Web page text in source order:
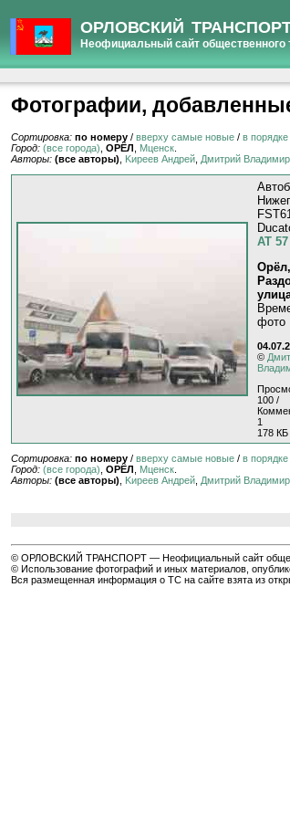
ОРЛОВСКИЙ
Неофициальный сайт общественного
Фотографии,
Сортировка: по номеру / вверху самые новые / в
Город: (все города) ОРЁЛ Мценск
Авторы: (все авторы) Kиpeeв Aндpeй Дмитрий
АТ 57
Орёл,
фото
©
100 /
1
178 КБ
Сортировка: по номеру / вверху самые новые / в
Город: (все города), ОРЁЛ , Мценск.
Авторы: (все авторы), Kиpeeв Aндpeй, Дмитрий
© ОРЛОВСКИЙ ТРАНСПОРТ — Неофициальный сайт
© Использование фотографий и иных материалов,
Вся размещенная информация о ТС на сайте взята из